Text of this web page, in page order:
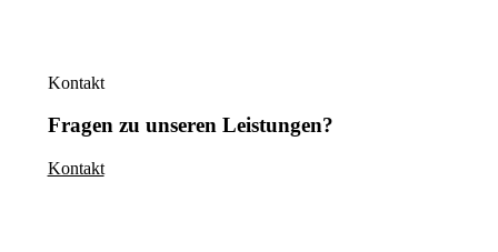
Kontakt
Fragen zu unseren Leistungen?
Kontakt